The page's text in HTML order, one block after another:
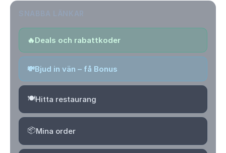
🔥Deals och rabattkoder
💸Bjud in vän – få Bonus
🍽️Hitta restaurang
📦Mina order